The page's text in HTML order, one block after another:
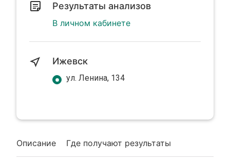
Описание Где получают результаты
Результаты анализов
В личном кабинете
Ижевск
ул. Ленина, 134